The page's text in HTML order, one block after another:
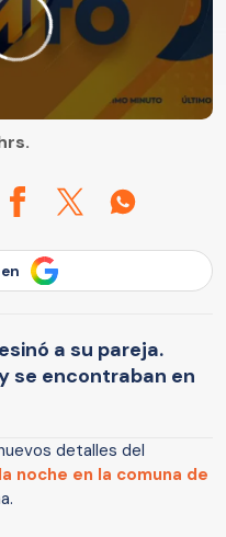
a su pareja.
se encontraban en
detalles del
noche en la comuna de